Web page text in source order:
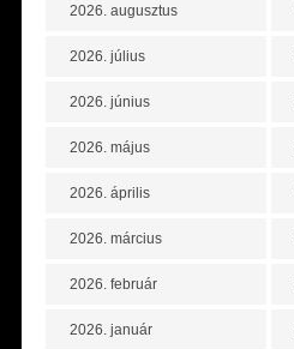
2026. augusztus
2026. július
2026. június
2026. május
2026. április
2026. március
2026. február
2026. január